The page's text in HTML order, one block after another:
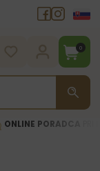
0
ONLINE PORADCA